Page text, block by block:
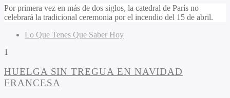
Por primera vez en más de dos siglos, la catedral de París no
celebrará la tradicional ceremonia por el incendio del 15 de abril.
Lo Que Tenes Que Saber Hoy
1
HUELGA SIN TREGUA EN NAVIDAD
FRANCESA